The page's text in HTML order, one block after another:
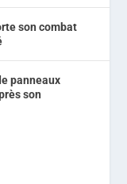
son combat
panneaux
son